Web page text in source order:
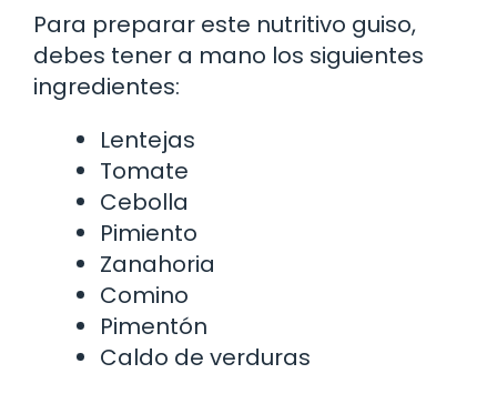
Para preparar este nutritivo guiso,
debes tener a mano los siguientes
ingredientes:
Lentejas
Tomate
Cebolla
Pimiento
Zanahoria
Comino
Pimentón
Caldo de verduras